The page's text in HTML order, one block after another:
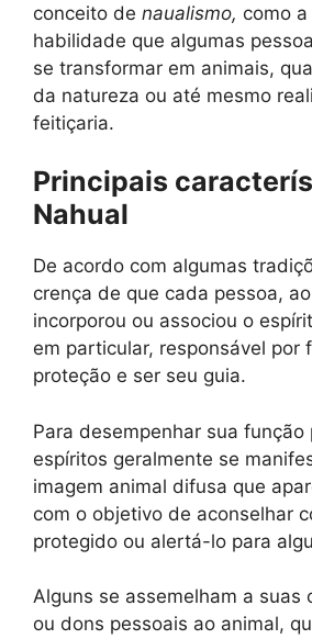
conceito de naualismo, como
habilidade que algumas
se transformar em animais,
da natureza ou até mesmo
feitiçaria.
Principais
Nahual
De acordo com algumas
crença de que cada pessoa,
incorporou ou associou o
em particular, responsável por
proteção e ser seu guia.
Para desempenhar sua
espíritos geralmente se
imagem animal difusa que
com o objetivo de aconselhar
protegido ou alertá-lo para
Alguns se assemelham a suas
ou dons pessoais ao animal,